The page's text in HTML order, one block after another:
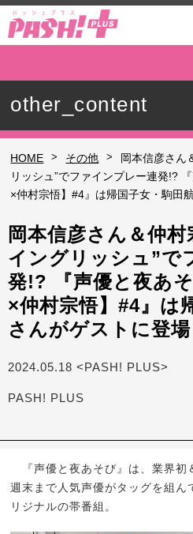
other_content
HOME > その他 >
岡本信彦さん
リッシュ”でファインプレー連発!?
×仲村宗悟】#4』は帰国子女・駒田
岡本信彦さん＆仲村
イングリッシュ”で
発!? 『声優と夜あ
×仲村宗悟】#4』は
さんがゲストに登場
2024.05.18 <PASH! PLUS>
PASH! PLUS
『声優と夜あそび』は、業界初
週末まで人気声優がタッグを組ん
リジナルの帯番組。